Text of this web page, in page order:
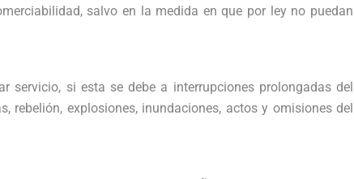
salvo en la medida en que por ley no puedan
servicio, si esta se debe a interrupciones prolongadas del
rebelión, explosiones, inundaciones, actos y omisiones del